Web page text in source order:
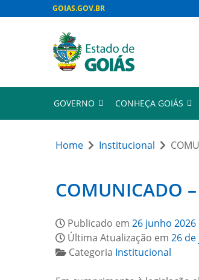
GOIAS.GOV.BR
GOVERNO CONHEÇA GOIÁS
Home Institucional
COMUNICADO
Publicado em 26 junho 2026
Última Atualização em 26
Categoria Institucional